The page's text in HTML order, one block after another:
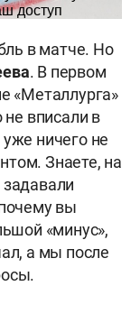
в матче. Но
. В первом
«Металлурга»
не вписали в
ничего не
Знаете, на
вы
«минус»,
а мы после